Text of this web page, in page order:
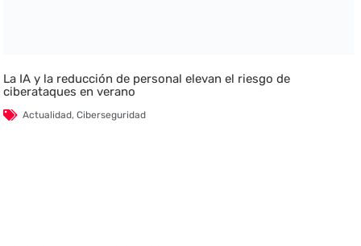
La IA y la reducción de personal elevan el riesgo de
ciberataques en verano
Actualidad,Ciberseguridad